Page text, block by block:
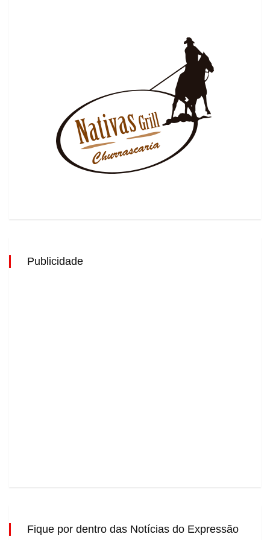
Publicidade
Fique por dentro das Notícias do Expressão